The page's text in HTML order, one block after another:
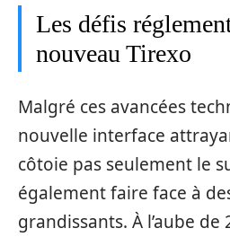
Les défis
nouveau Tirexo
Malgré ces avancées
nouvelle interface
côtoie pas seulement le
également faire face à
grandissants. À l’aube